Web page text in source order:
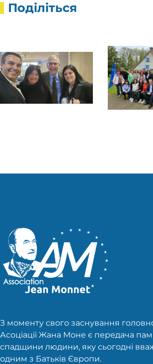
Поділіться
З моменту свого заснування
Асоціації Жана Моне є передача
спадщини людини, яку сьогодні
одним з Батьків Європи.